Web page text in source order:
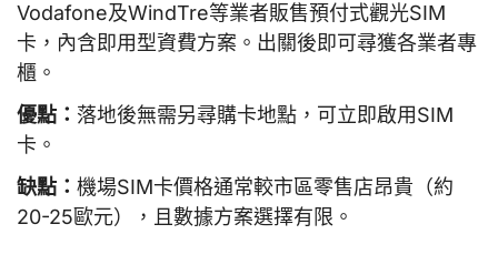
Vodafone及WindTre等業者販售預付式觀光SIM
卡，內含即用型資費方案。出關後即可尋獲各業者專
櫃。
優點： 落地後無需另尋購卡地點，可立即啟用SIM
卡。
缺點： 機場SIM卡價格通常較市區零售店昂貴（約
20-25歐元），且數據方案選擇有限。